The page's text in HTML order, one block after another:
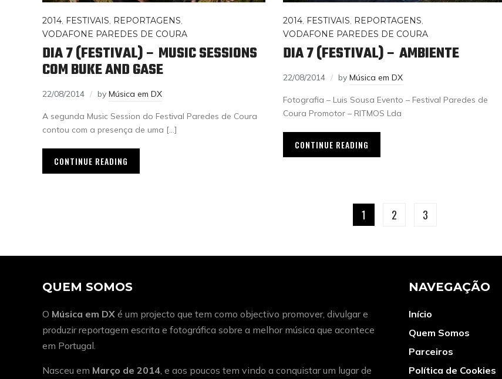
2014 FESTIVAIS REPORTAGENS
VODAFONE PAREDES DE COURA
DIA 7 (FESTIVAL) – MUSIC SESSIONS
COM BUKE AND GASE
22/08/2014 by Música em DX
A segunda Music Session do Festival Paredes de Coura
contou com a presença de uma […]
CONTINUE READING
2014, FESTIVAIS REPORTAGENS
VODAFONE PAREDES DE COURA
DIA 7 (FESTIVAL) – AMBIENTE
22/08/2014 by Música em DX
Fotografia – Luis Sousa Evento – Festival Paredes de
Coura Promotor – RITMOS Lda
CONTINUE READING
1 2 3
QUEM SOMOS
O Música em DX é um projecto que tem como objectivo promover, divulgar e
produzir reportagem escrita e fotográfica sobre a melhor música que acontece
em Portugal.
Nasceu em Março de 2014 , e aos poucos tem vindo a conquistar um lugar de
NAVEGAÇÃO
Início
Quem Somos
Parceiros
Política de Cookies